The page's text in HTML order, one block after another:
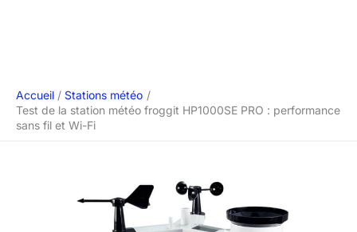
Accueil
Stations météo
Test de la station météo froggit HP1000SE PRO : performance
sans fil et Wi-Fi